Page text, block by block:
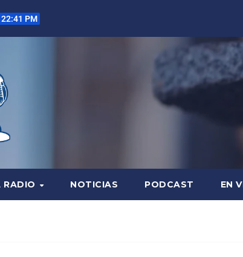
22:41 PM
RADIO NOTICIAS PODCAST EN